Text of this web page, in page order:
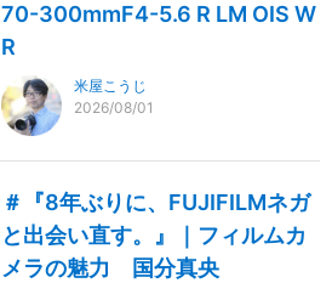
70-300mmF4-5.6 R LM OIS W
R
米屋こうじ
2026/08/01
＃『8年ぶりに、FUJIFILMネガ
と出会い直す。』｜フィルムカ
メラの魅力 国分真央